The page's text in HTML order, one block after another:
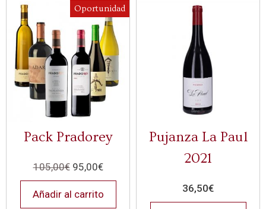
Oportunidad
Pack Pradorey
105,00€ 95,00€
Añadir al carrito
Pujanza La Paul
2021
36,50€